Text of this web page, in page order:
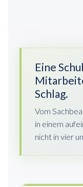
Eine
Schlag.
Vom
in einem
nicht in vier